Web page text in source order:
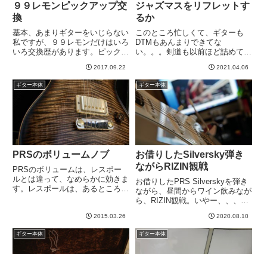
９９レモンピックアップ交
換
基本、あまりギターをいじらない
私ですが、９９レモンだけはいろ
いろ交換歴があります。ピックア
忘れた） ↓・Ken Guitar Real
59 （名称はややうろ覚え）
↓・セイモアダンカン SH5n
＆ JB ↓...
2017.09.22
ジャズマスをリフレットす
るか
このところ忙しくて、ギターも
DTMもあんまりできてな
い。。。剣道も以前ほど詰めてや
疲れちゃってどうもだめですね。
深夜の２時間DTMも面白そうな
お題なのですが、手がつけられず
^^; それにしてもこのジャズマ
スター...
2021.04.06
ギター本体
PRSのボリュームノブ
PRSのボリュームは、レスポー
ルとは違って、なめらかに効きま
す。レスポールは、あるところか
ーブの意味がわからなかったので
すが、慣れてくるとこれはこれで
使いやすい。一方のPRSは、オ...
2015.03.26
ギター本体
お借りしたSilversky弾き
ながらRIZIN観戦
お借りしたPRS Silverskyを弾き
ながら、昼間からワイン飲みなが
ら、RIZIN観戦。いやー、、、贅
を、シロスケやSuhrと比較しな
がら弾いてます。シロスケ
（Mischeif Maker）はストラ...
2020.08.10
ギター本体 ギター本体